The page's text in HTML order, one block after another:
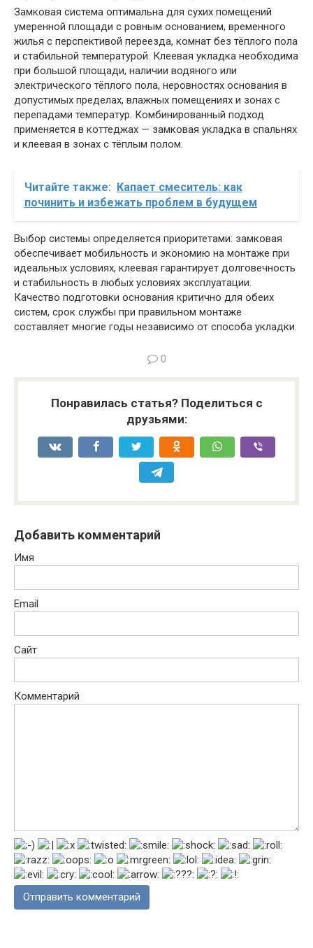
Замковая система оптимальна для сухих помещений
умеренной площади с ровным основанием, временного
жилья с перспективой переезда, комнат без тёплого пола
и стабильной температурой. Клеевая укладка необходима
при большой площади, наличии водяного или
электрического тёплого пола, неровностях основания в
допустимых пределах, влажных помещениях и зонах с
перепадами температур. Комбинированный подход
применяется в коттеджах — замковая укладка в спальнях
и клеевая в зонах с тёплым полом.
Читайте также: Капает смеситель: как
починить и избежать проблем в будущем
Выбор системы определяется приоритетами: замковая
обеспечивает мобильность и экономию на монтаже при
идеальных условиях, клеевая гарантирует долговечность
и стабильность в любых условиях эксплуатации.
Качество подготовки основания критично для обеих
систем, срок службы при правильном монтаже
составляет многие годы независимо от способа укладки.
0
Понравилась статья? Поделиться с
друзьями:
Добавить комментарий
Имя
Email
Сайт
Комментарий